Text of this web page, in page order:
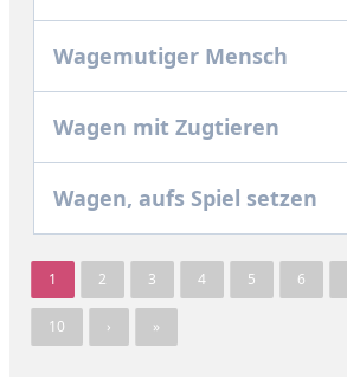
Wagemutiger Mensch
Wagen mit Zugtieren
Wagen, aufs Spiel setzen
1 2 3 4 5 6
10 › »